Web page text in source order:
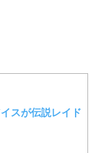
スが伝説レイド